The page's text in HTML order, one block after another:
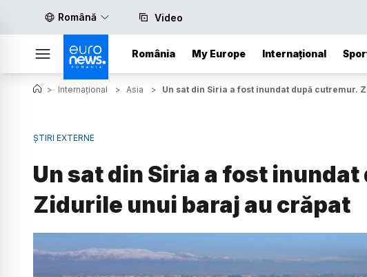
Română Video
România My Europe Internațional
> Internațional > Asia > Un sat din Siria a fost inundat după cutremur.
ȘTIRI EXTERNE
Un sat din Siria a fost
Zidurile unui baraj au crăpat